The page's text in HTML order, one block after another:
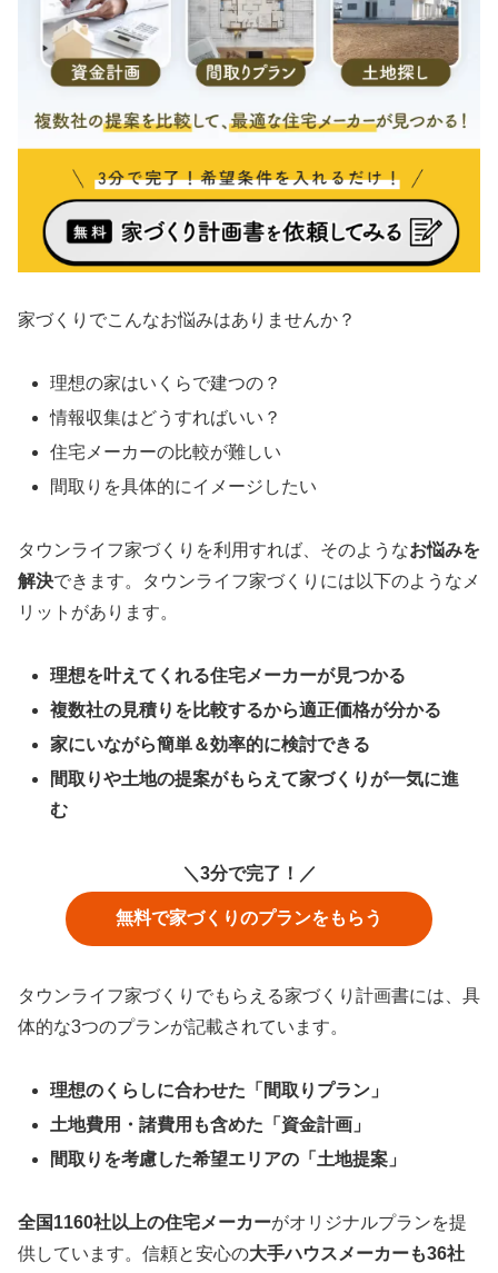
家づくりでこんなお悩みはありませんか？
理想の家はいくらで建つの？
情報収集はどうすればいい？
住宅メーカーの比較が難しい
間取りを具体的にイメージしたい
タウンライフ家づくりを利用すれば、そのようなお悩みを
解決できます。タウンライフ家づくりには以下のようなメ
リットがあります。
理想を叶えてくれる住宅メーカーが見つかる
複数社の見積りを比較するから適正価格が分かる
家にいながら簡単＆効率的に検討できる
間取りや土地の提案がもらえて家づくりが一気に進
む
＼3分で完了！／
無料で家づくりのプランをもらう
タウンライフ家づくりでもらえる家づくり計画書には、具
体的な3つのプランが記載されています。
理想のくらしに合わせた「間取りプラン」
土地費用・諸費用も含めた「資金計画」
間取りを考慮した希望エリアの「土地提案」
全国1160社以上の住宅メーカーがオリジナルプランを提
供しています。信頼と安心の大手ハウスメーカーも36社